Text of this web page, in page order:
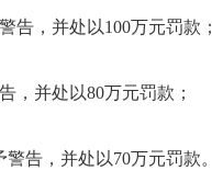
告，并处以100万元罚款；
，并处以80万元罚款；
警告，并处以70万元罚款。